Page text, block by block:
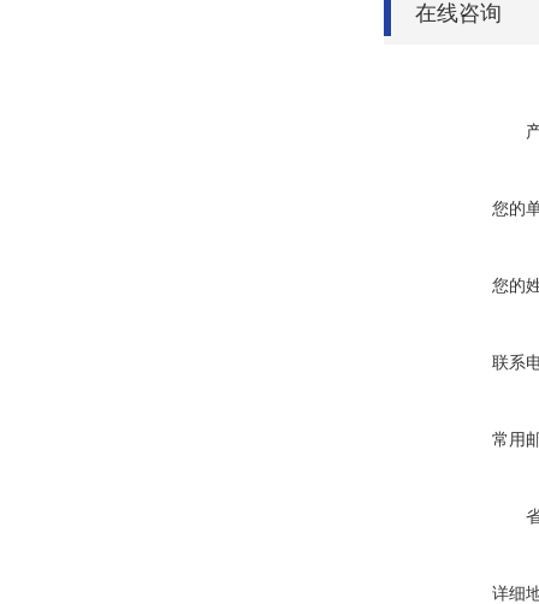
在线咨询
您的
您的
联系
常用
详细